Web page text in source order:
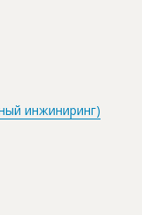
инжиниринг)